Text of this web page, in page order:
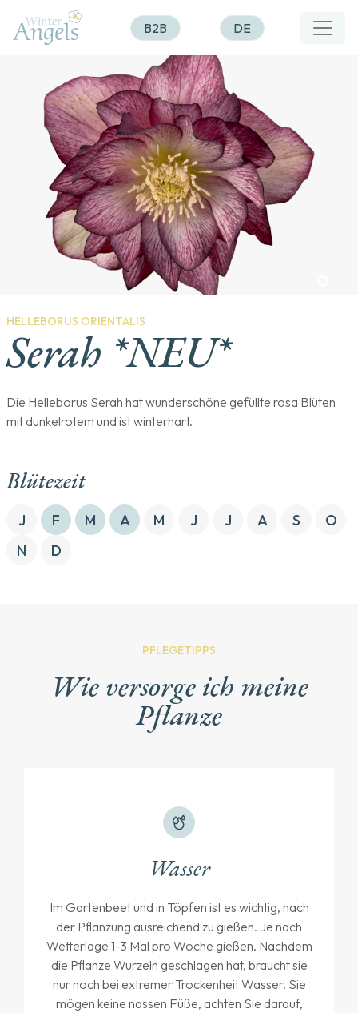
B2B DE
HELLEBORUS ORIENTALIS
Serah *NEU*
Die Helleborus Serah hat wunderschöne gefüllte rosa Blüten
mit dunkelrotem und ist winterhart.
Blütezeit
J F M A M J J A S
O
N
D
PFLEGETIPPS
Wie versorge ich meine
Pflanze
Wasser
Im Gartenbeet und in Töpfen ist es wichtig, nach
der Pflanzung ausreichend zu gießen. Je nach
Wetterlage 1-3 Mal pro Woche gießen. Nachdem
die Pflanze Wurzeln geschlagen hat, braucht sie
nur noch bei extremer Trockenheit Wasser. Sie
mögen keine nassen Füße, achten Sie darauf,